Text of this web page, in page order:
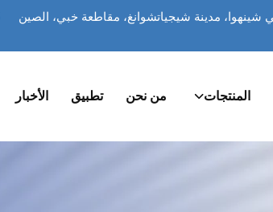
المنتجات من نحن تطبيق الأخبار